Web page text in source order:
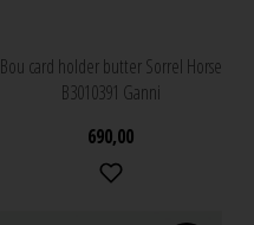
Bou card holder butter Sorrel Horse
B3010391 Ganni
690,00